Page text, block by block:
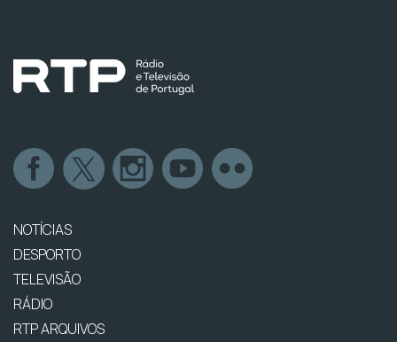
NOTÍCIAS
DESPORTO
TELEVISÃO
RÁDIO
RTP ARQUIVOS